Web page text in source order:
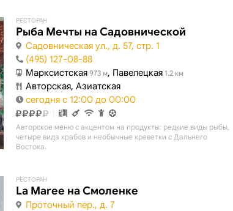
РЕСТОРАН
Рыба Мечты на Садовнической
Садовническая ул., д. 57, стр. 1
(495) 127-08-88
Марксистская 973 м, Павелецкая 1.2 км
Авторская, Азиатская
сегодня с 12:00 до 00:00
Авторское меню с акцентом на продукты: редкие виды рыбы,
четыре вида крабов и необычные креветки с Дальнего
Востока.
РЕСТОРАН
La Maree на Смоленке
Проточный пер., д. 7